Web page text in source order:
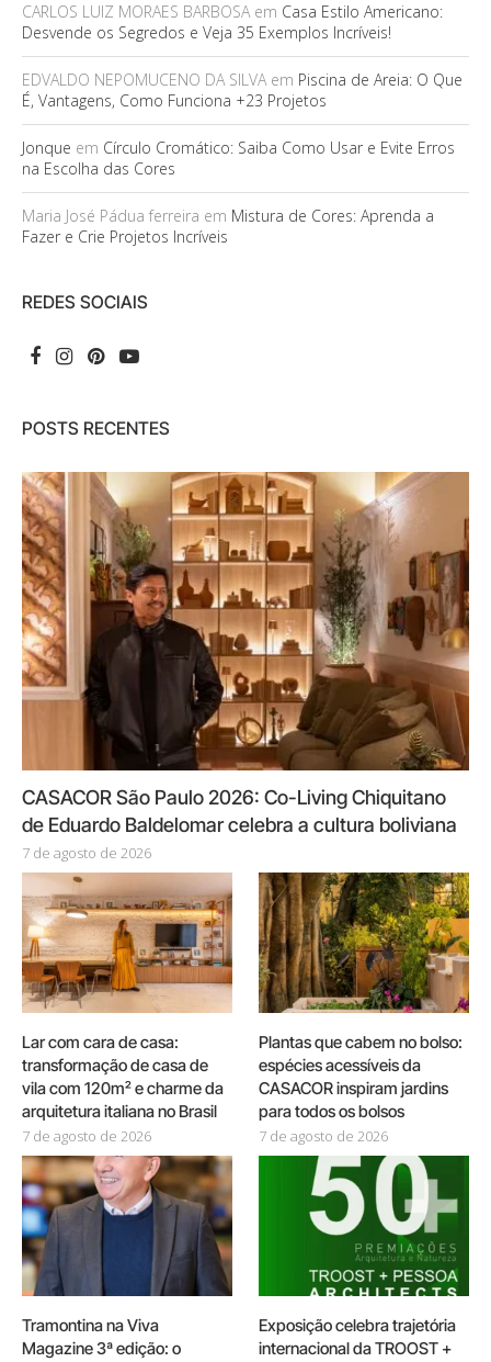
CARLOS LUIZ MORAES BARBOSAem Casa Estilo Americano:
Desvende os Segredos e Veja 35 Exemplos Incríveis!
EDVALDO NEPOMUCENO DA SILVAem Piscina de Areia: O Que
É, Vantagens, Como Funciona +23 Projetos
Jonque em Círculo Cromático: Saiba Como Usar e Evite Erros
na Escolha das Cores
Maria José Pádua ferreira em Mistura de Cores: Aprenda a
Fazer e Crie Projetos Incríveis
REDES SOCIAIS
POSTS RECENTES
CASACOR São Paulo 2026: Co-Living Chiquitano
de Eduardo Baldelomar celebra a cultura boliviana
7 de agosto de 2026
Lar com cara de casa:
transformação de casa de
vila com 120m² e charme da
arquitetura italiana no Brasil
7 de agosto de 2026
Plantas que cabem no bolso:
espécies acessíveis da
CASACOR inspiram jardins
para todos os bolsos
7 de agosto de 2026
Tramontina na Viva
Magazine 3ª edição: o
Exposição celebra trajetória
internacional da TROOST +